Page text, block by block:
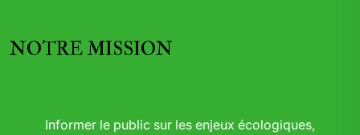
NOTRE MISSION
Informer le public sur les enjeux écologiques,